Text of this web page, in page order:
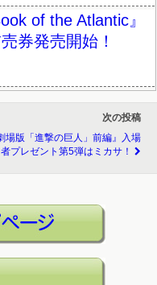
of the Atlantic』
券発売開始！
次の投稿
場版「進撃の巨人」前編』入場
者プレゼント第5弾はミカサ！